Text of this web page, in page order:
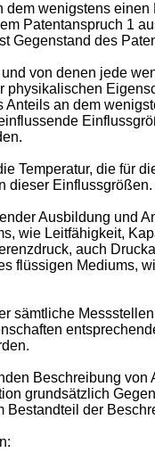
wenigstens
Patentanspruch 1
Gegenstand des
von denen jede
an dem
Temperatur, die für
dieser Einflussgrößen.
Ausbildung und
wie Leitfähigkeit,
auch
flüssigen Mediums,
sämtliche
Beschreibung
grundsätzlich
Bestandteil der